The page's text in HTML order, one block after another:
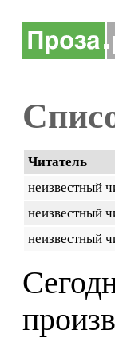
Читатель
неизвестный
неизвестный
неизвестный